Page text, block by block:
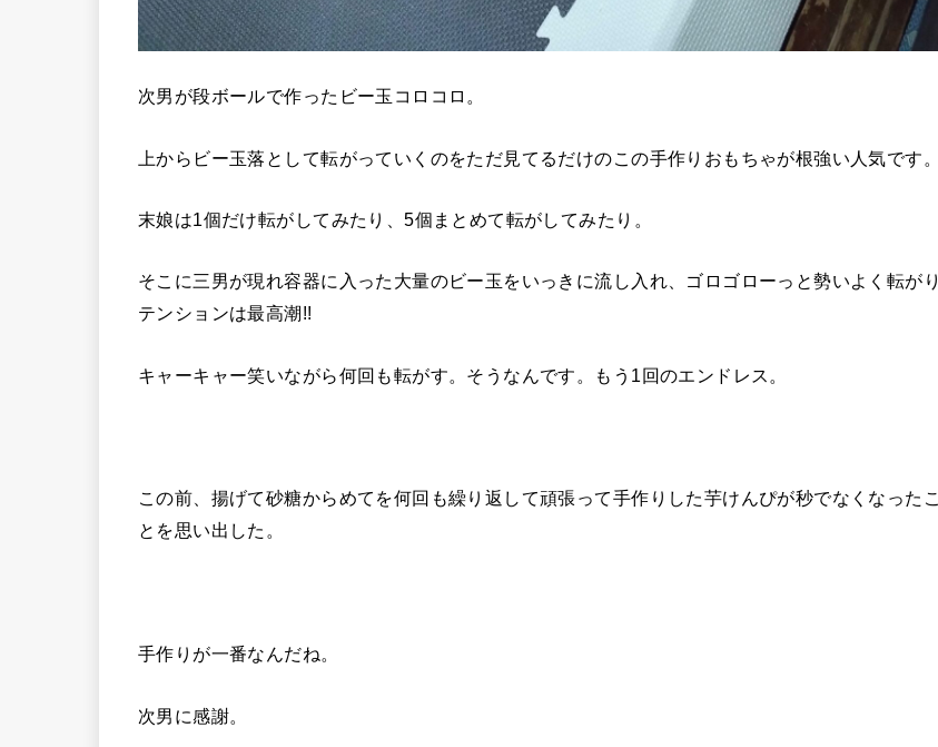
次男が段ボールで作ったビー玉コロコロ。
上からビー玉落として転がっていくのをただ見てるだけのこの手作りおもちゃが根強い人気です。
末娘は1個だけ転がしてみたり、5個まとめて転がしてみたり。
そこに三男が現れ容器に入った大量のビー玉をいっきに流し入れ、ゴロゴローっと勢いよく転がり
テンションは最高潮!!
キャーキャー笑いながら何回も転がす。そうなんです。もう1回のエンドレス。
この前、揚げて砂糖からめてを何回も繰り返して頑張って手作りした芋けんぴが秒でなくなったこ
とを思い出した。
手作りが一番なんだね。
次男に感謝。